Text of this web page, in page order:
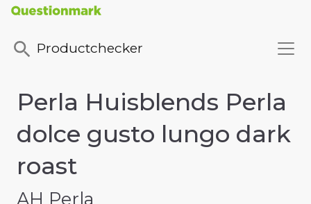
Productchecker
Perla Huisblends Perla
dolce gusto lungo dark
roast
AH Perla